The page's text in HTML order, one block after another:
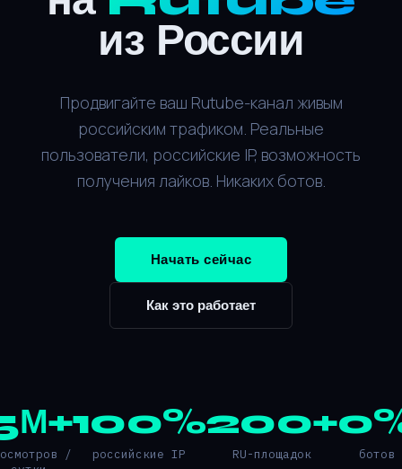
из России
Продвигайте ваш Rutube-канал живым
российским трафиком. Реальные
пользователи, российские IP, возможность
получения лайков. Никаких ботов.
Начать сейчас
Как это работает
/
100%
российские IP
200+
RU-площадок ботов